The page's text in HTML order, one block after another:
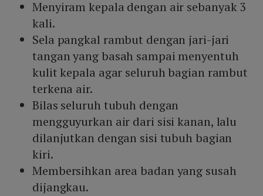
Menyiram kepala dengan air sebanyak 3
kali.
Sela pangkal rambut dengan jari-jari
tangan yang basah sampai menyentuh
kulit kepala agar seluruh bagian rambut
terkena air.
Bilas seluruh tubuh dengan
mengguyurkan air dari sisi kanan, lalu
dilanjutkan dengan sisi tubuh bagian
kiri.
Membersihkan area badan yang susah
dijangkau.